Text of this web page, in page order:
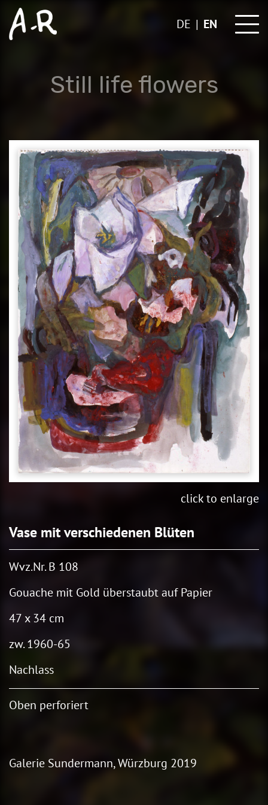
Skip
content
DE EN
Still life flowers
click to enlarge
Vase mit verschiedenen Blüten
Wvz.Nr. B 108
Gouache mit Gold überstaubt auf Papier
47 x 34 cm
zw. 1960-65
Nachlass
Oben perforiert
Galerie Sundermann, Würzburg 2019